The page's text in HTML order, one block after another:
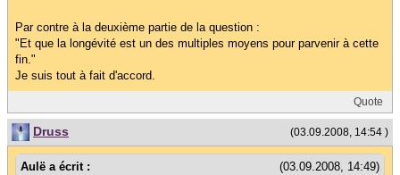
Par contre à la deuxième partie de la question :
"Et que la longévité est un des multiples moyens pour parvenir à cette
fin."
Je suis tout à fait d'accord.
Quote
(03.09.2008, 14:54 )
Druss
(03.09.2008, 14:49)
Aulë a écrit :